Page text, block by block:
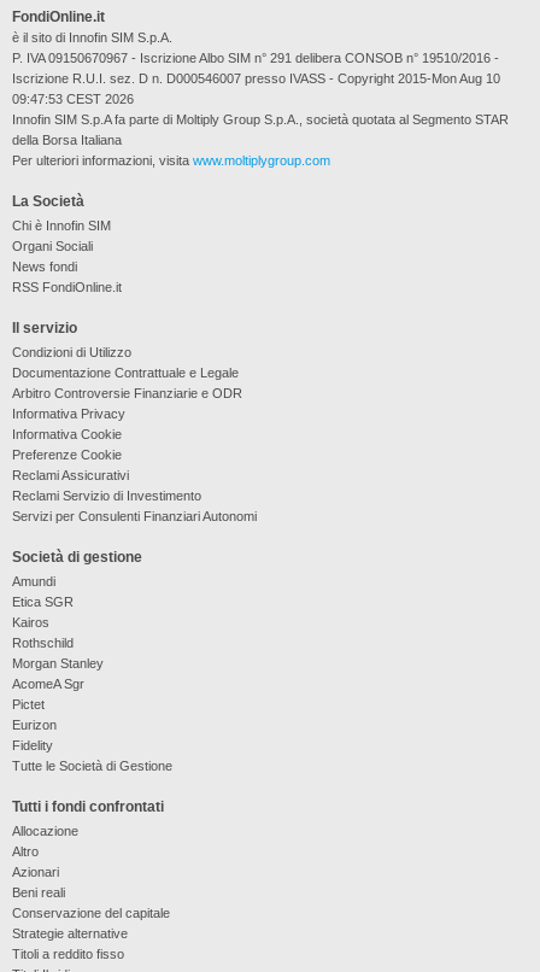
La Società
Chi è Innofin SIM
Organi Sociali
News fondi
RSS FondiOnline.it
Il servizio
Condizioni di Utilizzo
Documentazione Contrattuale e Legale
Arbitro Controversie Finanziarie e ODR
Informativa Privacy
Informativa Cookie
Preferenze Cookie
Reclami Assicurativi
Reclami Servizio di Investimento
Servizi per Consulenti Finanziari Autonomi
Società di gestione
Amundi
Etica SGR
Kairos
Rothschild
Morgan Stanley
AcomeA Sgr
Pictet
Eurizon
Fidelity
Tutte le Società di Gestione
Tutti i fondi confrontati
Allocazione
Altro
Azionari
Beni reali
Conservazione del capitale
Strategie alternative
Titoli a reddito fisso
FondiOnline.it
è il sito di Innofin SIM S.p.A.
P. IVA 09150670967 - Iscrizione Albo SIM n° 291 delibera CONSOB n° 19510/2016 -
Iscrizione R.U.I. sez. D n. D000546007 presso IVASS - Copyright 2015-Mon Aug 10
09:47:53 CEST 2026
Innofin SIM S.p.A fa parte di Moltiply Group S.p.A., società quotata al Segmento STAR
della Borsa Italiana
Per ulteriori informazioni, visita www.moltiplygroup.com